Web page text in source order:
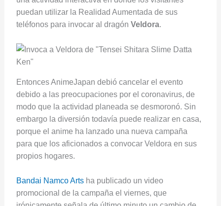
puedan utilizar la Realidad Aumentada de sus
teléfonos para invocar al dragón Veldora.
Entonces AnimeJapan debió cancelar el evento
debido a las preocupaciones por el coronavirus, de
modo que la actividad planeada se desmoronó. Sin
embargo la diversión todavía puede realizar en casa,
porque el anime ha lanzado una nueva campaña
para que los aficionados a convocar Veldora en sus
propios hogares.
Bandai Namco Artsha publicado un video
promocional de la campaña el viernes, que